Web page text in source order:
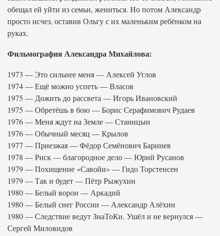
обещал ей уйти из семьи, жениться. Но потом Александр
просто исчез, оставив Ольгу с их маленьким ребёнком на
руках.
Фильмография Александра Михайлова:
1973 — Это сильнее меня — Алексей Углов
1974 — Ещё можно успеть — Власов
1975 — Дожить до рассвета — Игорь Ивановский
1975 — Обретёшь в бою — Борис Серафимович Рудаев
1976 — Меня ждут на Земле — Станицын
1976 — Обычный месяц — Крылов
1977 — Приезжая — Фёдор Семёнович Баринев
1978 — Риск — благородное дело — Юрий Русанов
1979 — Похищение «Савойи» — Гидо Торстенсен
1979 — Так и будет — Пётр Рыжухин
1980 — Белый ворон — Аркадий
1980 — Белый снег России — Александр Алёхин
1980 — Следствие ведут ЗнаТоКи. Ушёл и не вернулся —
Сергей Миловидов